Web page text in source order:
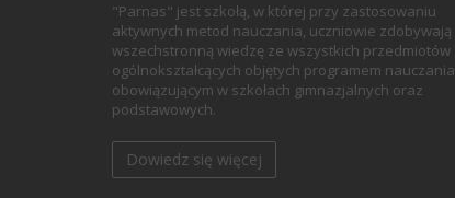
"Parnas" jest szkołą, w której przy zastosowaniu
aktywnych metod nauczania, uczniowie zdobywają
wszechstronną wiedzę ze wszystkich przedmiotów
ogólnokształcących objętych programem nauczania
obowiązującym w szkołach gimnazjalnych oraz
podstawowych.
Dowiedz się więcej